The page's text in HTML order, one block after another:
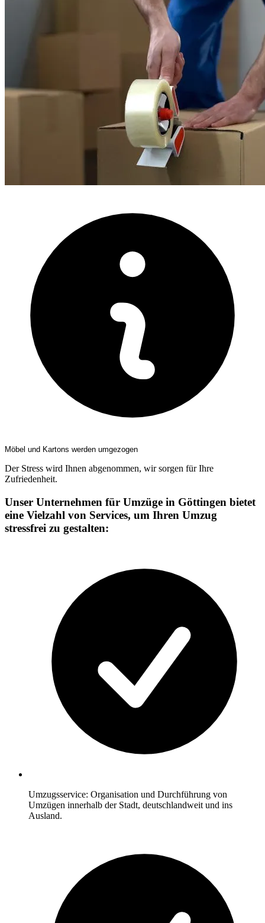
Möbel und Kartons werden umgezogen
Der Stress wird Ihnen abgenommen, wir sorgen für Ihre
Zufriedenheit.
Unser Unternehmen für Umzüge in Göttingen bietet
eine Vielzahl von Services, um Ihren Umzug
stressfrei zu gestalten:
Umzugsservice: Organisation und Durchführung von
Umzügen innerhalb der Stadt, deutschlandweit und ins
Ausland.